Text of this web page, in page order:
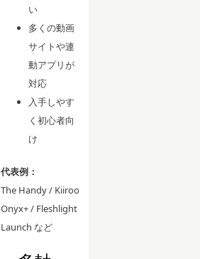
い
多くの動画
サイトや連
動アプリが
対応
入手しやす
く初心者向
け
代表例：
The Handy / Kiiroo
Onyx+ / Fleshlight
Launch など